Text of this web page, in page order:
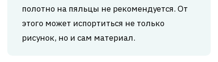
полотно на пяльцы не рекомендуется. От
этого может испортиться не только
рисунок, но и сам материал.